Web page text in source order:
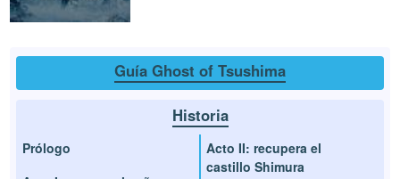
Guía Ghost of Tsushima
Historia
Prólogo
Acto II: recupera el
castillo Shimura